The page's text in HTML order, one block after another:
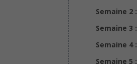
Semaine 2 :
Semaine 3 :
Semaine 4 :
Semaine 5 :